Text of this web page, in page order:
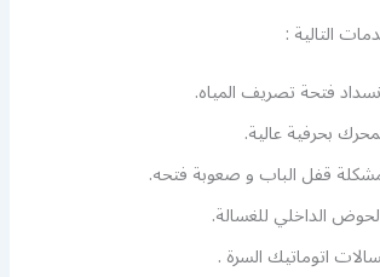
التالية :
فتحة تصريف المياه.
بحرفية عالية.
قفل الباب و صعوبة فتحه.
الداخلي للغسالة.
اتوماتيك السرة .